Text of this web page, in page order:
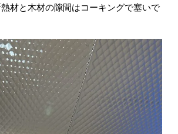
材と木材の隙間はコーキングで塞いで